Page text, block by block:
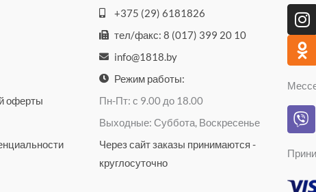
оферты
+375 (29) 6181826
тел/факс: 8 (017) 399 20 10
info@1818.by
Режим работы:
Пн-Пт: с 9.00 до 18.00
Выходные: Суббота, Воскресенье
Через сайт заказы принимаются -
круглосуточно
I
n
s
t
a
r
a
m
O
d
n
o
k
a
s
s
i
V
i
e
r